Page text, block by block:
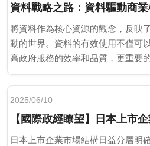
資料戰略之路：資料驅動商
將資料作為核心資源的觀念，反映
動的世界。資料的有效使用不僅可
高政府服務的效率和品質，更重要
各種挑戰，比如醫療、社福及環境
2025/06/10
【國際政經瞭望】日本上市
日本上市企業市場結構日益分層明